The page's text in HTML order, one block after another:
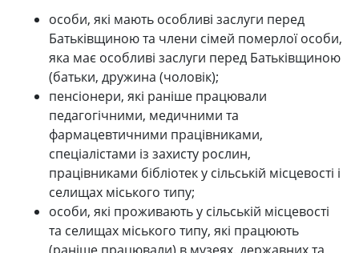
особи, які мають особливі заслуги перед
Батьківщиною та члени сімей померлої особи,
яка має особливі заслуги перед Батьківщиною
(батьки, дружина (чоловік);
пенсіонери, які раніше працювали
педагогічними, медичними та
фармацевтичними працівниками,
спеціалістами із захисту рослин,
працівниками бібліотек у сільській місцевості і
селищах міського типу;
особи, які проживають у сільській місцевості
та селищах міського типу, які працюють